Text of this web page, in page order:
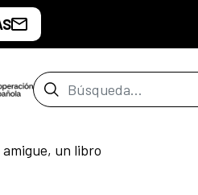
Barra de búsqueda
un libro